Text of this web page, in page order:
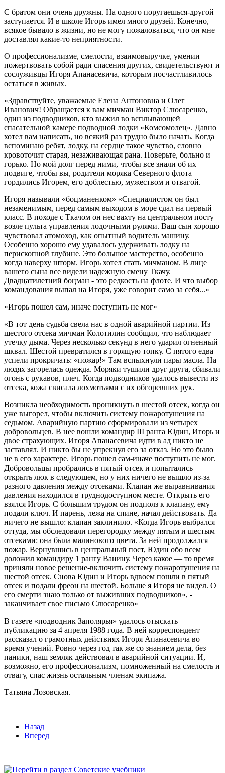
С братом они очень дружны. На одного поругаешься-другой
заступается. И в школе Игорь имел много друзей. Конечно,
всякое бывало в жизни, но не могу пожаловаться, что он мне
доставлял какие-то неприятности.
О профессионализме, смелости, взаимовыручке, умении
пожертвовать собой ради спасения других, свидетельствуют и
сослуживцы Игоря Апанасевича, которым посчастливилось
остаться в живых.
«Здравствуйте, уважаемые Елена Антоновна и Олег
Иванович! Обращается к вам мичман Виктор Слюсаренко,
один из подводников, кто выжил во всплывающей
спасательной камере подводной лодки «Комсомолец». Давно
хотел вам написать, но всякий раз трудно было начать. Когда
вспоминаю ребят, лодку, на сердце такое чувство, словно
кровоточит старая, незаживающая рана. Поверьте, больно и
горько. Но мой долг перед ними, чтобы все знали об их
подвиге, чтобы вы, родители моряка Северного флота
гордились Игорем, его доблестью, мужеством и отвагой.
Игоря называли «боцманенком» «Специалистом он был
незаменимым, перед самым выходом в море сдал на первый
класс. В походе с Ткачом он нес вахту на центральном посту
возле пульта управления лодочными рулями. Ваш сын хорошо
чувствовал атомоход, как опытный водитель машину.
Особенно хорошо ему удавалось удерживать лодку на
перископной глубине. Это большое мастерство, особенно
когда наверху шторм. Игорь хотел стать мичманом. В лице
вашего сына все видели надежную смену Ткачу.
Двадцатилетний боцман - это редкость на флоте. И что выбор
командования выпал на Игоря, уже говорит само за себя...»
«Игорь пошел сам, иначе поступить не мог»
«В тот день судьба свела нас в одной аварийной партии. Из
шестого отсека мичман Колотилин сообщил, что наблюдает
утечку дыма. Через несколько секунд в него ударил огненный
шквал. Шестой превратился в горящую топку. С пятого едва
успели прокричать: «пожар!» Там вспыхнули пары масла. На
людях загорелась одежда. Моряки тушили друг друга, сбивали
огонь с рукавов, плеч. Когда подводников удалось вывести из
отсека, кожа свисала лохмотьями с их обгоревших рук.
Возникла необходимость проникнуть в шестой отсек, когда он
уже выгорел, чтобы включить систему пожаротушения на
седьмом. Аварийную партию сформировали из четырех
добровольцев. В нее вошли командир III ранга Юдин, Игорь и
двое страхующих. Игоря Апанасевича идти в ад никто не
заставлял. И никто бы не упрекнул его за отказ. Но это было
не в его характере. Игорь пошел сам-иначе поступить не мог.
Добровольцы пробрались в пятый отсек и попытались
открыть люк в следующем, но у них ничего не вышло из-за
разного давления между отсеками. Клапан же выравнивания
давления находился в труднодоступном месте. Открыть его
взялся Игорь. С большим трудом он подполз к клапану, ему
подали ключ. И парень, лежа на спине, начал действовать. Да
ничего не вышло: клапан заклинило. «Когда Игорь выбрался
оттуда, мы обследовали перегородку между пятым и шестым
отсеками: она была малинового цвета. За ней продолжался
пожар. Вернувшись в центральный пост, Юдин обо всем
доложил командиру 1 рангу Ванину. Через какое — то время
приняли новое решение-включить систему пожаротушения на
шестой отсек. Снова Юдин и Игорь вдвоем пошли в пятый
отсек и подали фреон на шестой. Больше я Игоря не видел. О
его смерти знаю только от выживших подводников», -
заканчивает свое письмо Слюсаренко»
В газете «подводник Заполярья» удалось отыскать
публикацию за 4 апреля 1988 года. В ней корреспондент
рассказал о грамотных действиях Игоря Апанасевича во
время учений. Ровно через год так же со знанием дела, без
паники, наш земляк действовал в аварийной ситуации. И,
возможно, его профессионализм, помноженный на смелость и
отвагу, спас жизнь остальным членам экипажа.
Татьяна Лозовская.
Назад
Вперед